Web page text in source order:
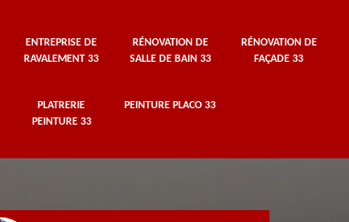
ENTREPRISE DE
RAVALEMENT 33
RÉNOVATION DE
SALLE DE BAIN 33
RÉNOVATION DE
FAÇADE 33
PLATRERIE
PEINTURE 33
PEINTURE PLACO 33